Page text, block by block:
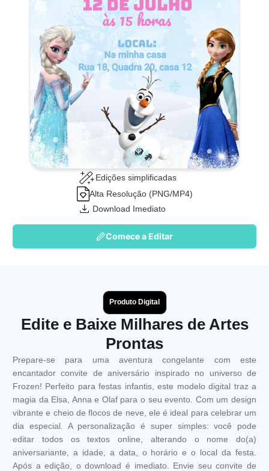
Edições simplificadas
Alta Resolução (PNG/MP4)
Download Imediato
Comece a Editar
Produto Digital
Edite e Baixe Milhares de Artes
Prontas
Prepare-se para uma aventura congelante com este
encantador convite de aniversário inspirado no universo de
Frozen! Perfeito para festas infantis, este modelo digital traz a
magia da Elsa, Anna e Olaf para o seu evento. Com um design
vibrante e cheio de flocos de neve, ele é ideal para celebrar um
dia especial. A personalização é super simples: você pode
editar todos os textos online, alterando o nome do(a)
aniversariante, a idade, a data, o horário e o local da festa.
Após a edição, o download é imediato. Envie seu convite de